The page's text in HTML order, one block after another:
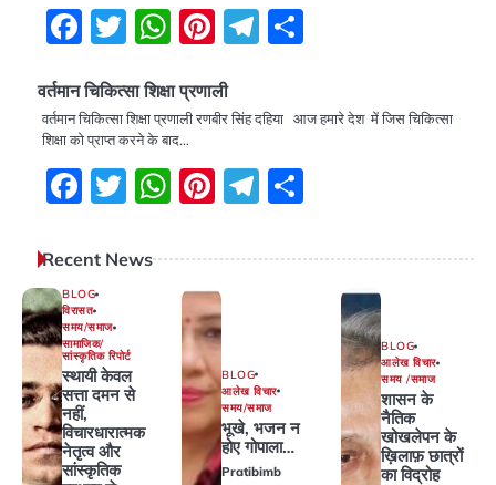
Facebook
Twitter
WhatsApp
Pinterest
Telegram
वर्तमान चिकित्सा शिक्षा प्रणाली
वर्तमान चिकित्सा शिक्षा प्रणाली रणबीर सिंह दहिया आज हमारे देश में जिस चिकित्सा
शिक्षा को प्राप्त करने के बाद…
Facebook
Twitter
WhatsApp
Pinterest
Telegram
Recent News
BLOG
विरासत
समय/समाज
सामाजिक/
सांस्कृतिक रिपोर्ट
स्थायी केवल
सत्ता दमन से
नहीं,
विचारधारात्मक
नेतृत्व और
सांस्कृतिक
BLOG
आलेख विचार
समय/समाज
भूखे, भजन न
होए गोपाला…
Pratibimb
BLOG
आलेख विचार
समय /समाज
शासन के
नैतिक
खोखलेपन के
ख़िलाफ़ छात्रों
का विद्रोह